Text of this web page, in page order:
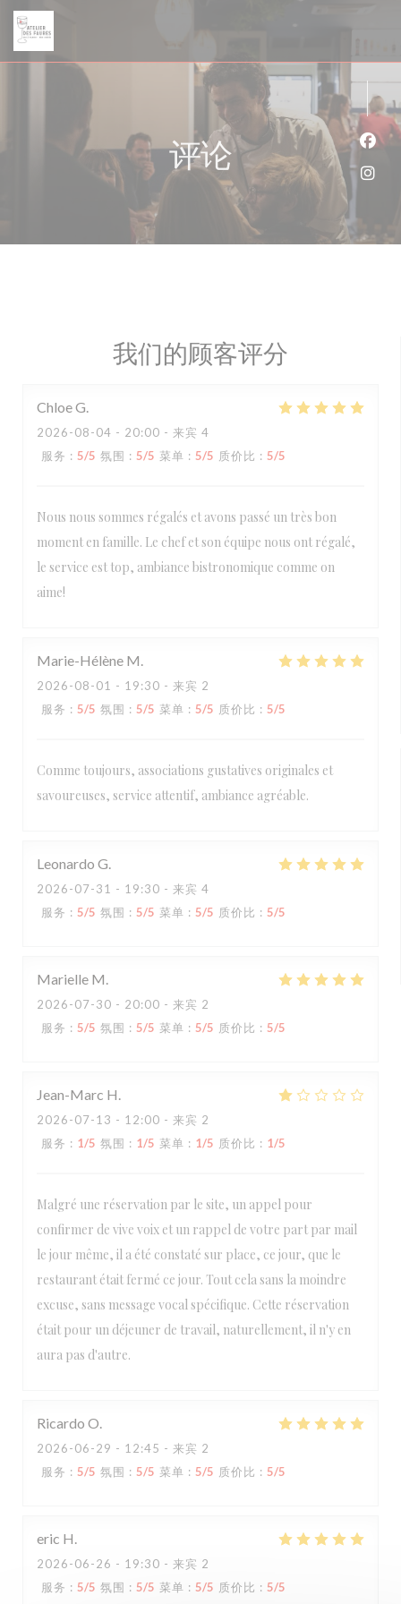
Cookie管理面板
评论
我们的顾客评分
ChloeG
2026-08-04 - 20:00 - 来宾 4
服务 : 5/5 氛围 : 5/5 菜单 : 5/5 质价比 : 5/5
Nous nous sommes régalés et avons passé un très bon
moment en famille. Le chef et son équipe nous ont régalé,
le service est top, ambiance bistronomique comme on
aime!
Marie-Hélène M
2026-08-01 - 19:30 - 来宾 2
服务 : 5/5 氛围 : 5/5 菜单 : 5/5 质价比 : 5/5
Comme toujours, associations gustatives originales et
savoureuses, service attentif, ambiance agréable.
Leonardo G
2026-07-31 - 19:30 - 来宾 4
服务 : 5/5 氛围 : 5/5 菜单 : 5/5 质价比 : 5/5
Marielle M
2026-07-30 - 20:00 - 来宾 2
服务 : 5/5 氛围 : 5/5 菜单 : 5/5 质价比 : 5/5
Jean-Marc H
2026-07-13 - 12:00 - 来宾 2
服务 : 1/5 氛围 : 1/5 菜单 : 1/5 质价比 : 1/5
Malgré une réservation par le site, un appel pour
confirmer de vive voix et un rappel de votre part par mail
le jour même, il a été constaté sur place, ce jour, que le
restaurant était fermé ce jour. Tout cela sans la moindre
excuse, sans message vocal spécifique. Cette réservation
était pour un déjeuner de travail, naturellement, il n'y en
aura pas d'autre.
Ricardo O
2026-06-29 - 12:45 - 来宾 2
服务 : 5/5 氛围 : 5/5 菜单 : 5/5 质价比 : 5/5
eric H
2026-06-26 - 19:30 - 来宾 2
服务 : 5/5 氛围 : 5/5 菜单 : 5/5 质价比 : 5/5